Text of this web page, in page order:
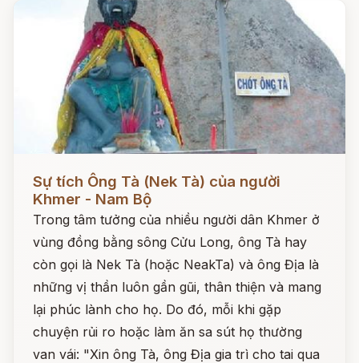
Sự tích Ông Tà (Nek Tà) của người
Khmer - Nam Bộ
Trong tâm tưởng của nhiều người dân Khmer ở
vùng đồng bằng sông Cửu Long, ông Tà hay
còn gọi là Nek Tà (hoặc NeakTa) và ông Địa là
những vị thần luôn gần gũi, thân thiện và mang
lại phúc lành cho họ. Do đó, mỗi khi gặp
chuyện rủi ro hoặc làm ăn sa sút họ thường
van vái: "Xin ông Tà, ông Địa gia trì cho tai qua